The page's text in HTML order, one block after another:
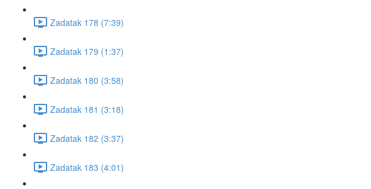
Zadatak 178 (7:39)
Zadatak 179 (1:37)
Zadatak 180 (3:58)
Zadatak 181 (3:18)
Zadatak 182 (3:37)
Zadatak 183 (4:01)